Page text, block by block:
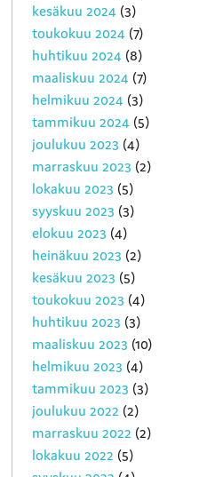
kesäkuu 2024 (3)
toukokuu 2024 (7)
huhtikuu 2024 (8)
maaliskuu 2024 (7)
helmikuu 2024 (3)
tammikuu 2024 (5)
joulukuu 2023 (4)
marraskuu 2023 (2)
lokakuu 2023 (5)
syyskuu 2023 (3)
elokuu 2023 (4)
heinäkuu 2023 (2)
kesäkuu 2023 (5)
toukokuu 2023 (4)
huhtikuu 2023 (3)
maaliskuu 2023 (10)
helmikuu 2023 (4)
tammikuu 2023 (3)
joulukuu 2022 (2)
marraskuu 2022 (2)
lokakuu 2022 (5)